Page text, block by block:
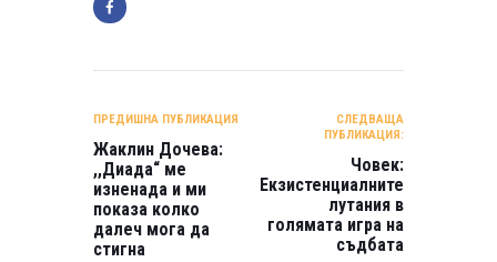
ПРЕДИШНА ПУБЛИКАЦИЯ
Жаклин Дочева:
,,Диада“ мe
изненада и ми
показа колко
далеч мога да
стигна
СЛЕДВАЩА
ПУБЛИКАЦИЯ:
Човек:
Екзистенциалните
лутания в
голямата игра на
съдбата